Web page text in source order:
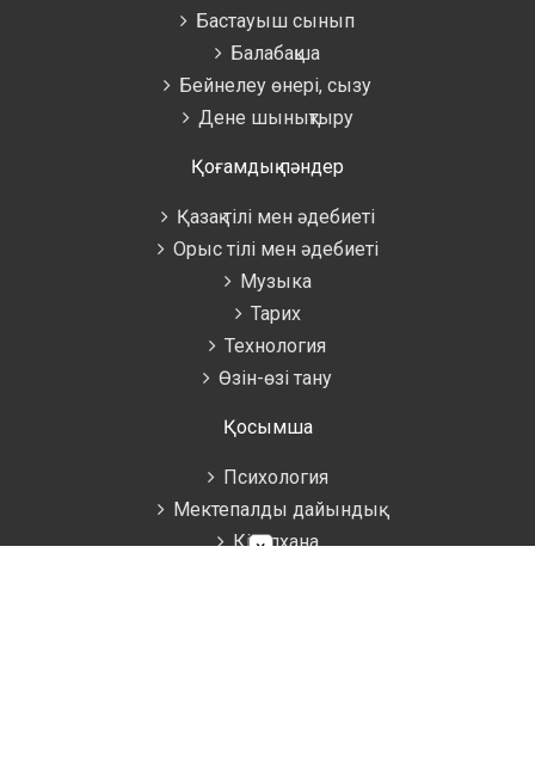
Бастауыш сынып
Балабақша
Бейнелеу өнері, сызу
Дене шынықтыру
Қоғамдық пәндер
Қазақ тілі мен әдебиеті
Орыс тілі мен әдебиеті
Музыка
Тарих
Технология
Өзін-өзі тану
Қосымша
Психология
Мектепалды дайындық
Кітапхана
×